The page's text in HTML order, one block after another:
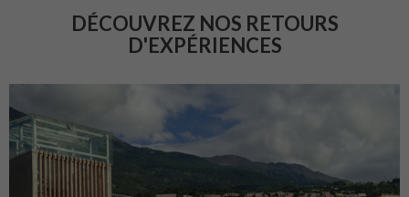
DÉCOUVREZ NOS RETOURS
D'EXPÉRIENCES